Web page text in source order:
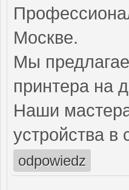
Москве.
Мы
принтера на
Наши
устройства
odpowiedz